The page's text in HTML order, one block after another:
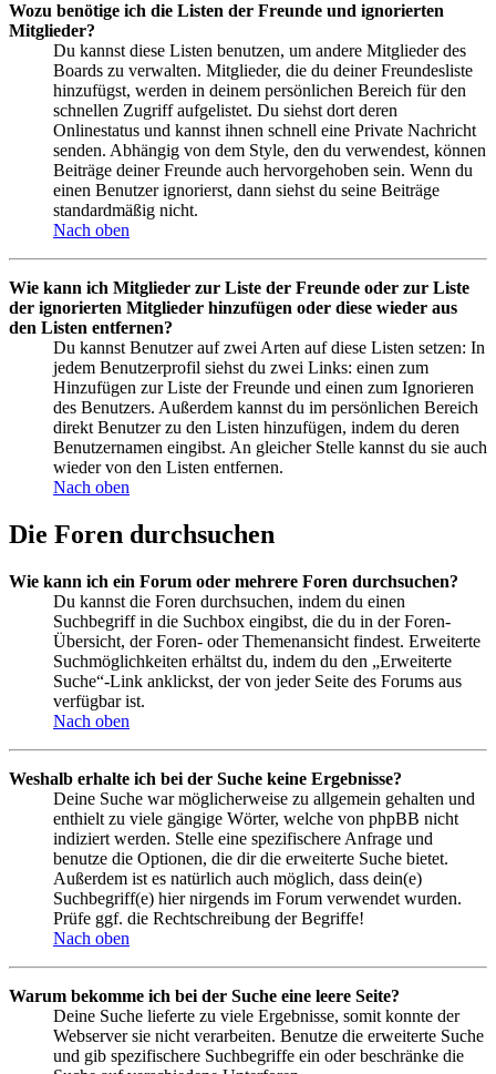
Wozu benötige ich die Listen der Freunde und ignorierten
Mitglieder?
Du kannst diese Listen benutzen, um andere Mitglieder des
Boards zu verwalten. Mitglieder, die du deiner Freundesliste
hinzufügst, werden in deinem persönlichen Bereich für den
schnellen Zugriff aufgelistet. Du siehst dort deren
Onlinestatus und kannst ihnen schnell eine Private Nachricht
senden. Abhängig von dem Style, den du verwendest, können
Beiträge deiner Freunde auch hervorgehoben sein. Wenn du
einen Benutzer ignorierst, dann siehst du seine Beiträge
standardmäßig nicht.
Nach oben
Wie kann ich Mitglieder zur Liste der Freunde oder zur Liste
der ignorierten Mitglieder hinzufügen oder diese wieder aus
den Listen entfernen?
Du kannst Benutzer auf zwei Arten auf diese Listen setzen: In
jedem Benutzerprofil siehst du zwei Links: einen zum
Hinzufügen zur Liste der Freunde und einen zum Ignorieren
des Benutzers. Außerdem kannst du im persönlichen Bereich
direkt Benutzer zu den Listen hinzufügen, indem du deren
Benutzernamen eingibst. An gleicher Stelle kannst du sie auch
wieder von den Listen entfernen.
Nach oben
Die Foren durchsuchen
Wie kann ich ein Forum oder mehrere Foren durchsuchen?
Du kannst die Foren durchsuchen, indem du einen
Suchbegriff in die Suchbox eingibst, die du in der Foren-
Übersicht, der Foren- oder Themenansicht findest. Erweiterte
Suchmöglichkeiten erhältst du, indem du den „Erweiterte
Suche“-Link anklickst, der von jeder Seite des Forums aus
verfügbar ist.
Nach oben
Weshalb erhalte ich bei der Suche keine Ergebnisse?
Deine Suche war möglicherweise zu allgemein gehalten und
enthielt zu viele gängige Wörter, welche von phpBB nicht
indiziert werden. Stelle eine spezifischere Anfrage und
benutze die Optionen, die dir die erweiterte Suche bietet.
Außerdem ist es natürlich auch möglich, dass dein(e)
Suchbegriff(e) hier nirgends im Forum verwendet wurden.
Prüfe ggf. die Rechtschreibung der Begriffe!
Nach oben
Warum bekomme ich bei der Suche eine leere Seite?
Deine Suche lieferte zu viele Ergebnisse, somit konnte der
Webserver sie nicht verarbeiten. Benutze die erweiterte Suche
und gib spezifischere Suchbegriffe ein oder beschränke die